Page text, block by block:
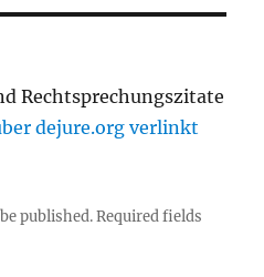
Rechtsprechungszitate
dejure.org verlinkt
published. Required fields